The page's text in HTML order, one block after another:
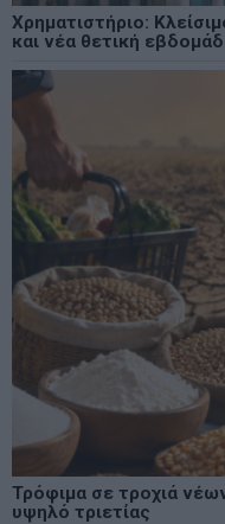
Χρηματιστήριο:
και νέα θετική
Τρόφιμα σε τροχιά
υψηλό τριετίας